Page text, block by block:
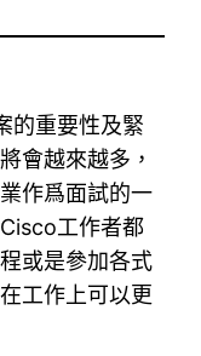
的重要性及緊
會越來越多，
作爲面試的一
工作者都
或是參加各式
工作上可以更